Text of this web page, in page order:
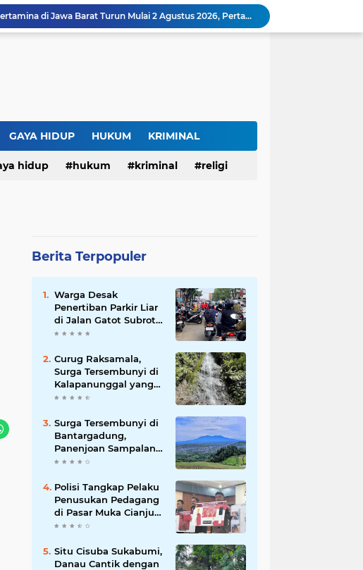
Harga BBM Pertamina di Jawa Barat Turun Mulai 2 Agustus 2026, Pertamax Jadi Rp15.950 per Liter, Cek Daftar Harga Terbaru
SAM FARM Greenhouse Cisolok Resmi Beroperasi, Hadirkan Wisata Petik Melon Premium dan Edukasi Pertanian Modern di Sukabumi
Situ Cisuba Sukabumi, Danau Cantik dengan Panggung Terapung yang Cocok Jadi Destinasi Libur Akhir Pekan
GAYA HIDUP HUKUM KRIMINAL
hidup hukum kriminal religi
Berita Terpopuler
Warga Desak
Penertiban Parkir Liar
di Jalan Gatot Subroto
Bandung, Kemacetan
Mengkhawatirkan
Curug Raksamala,
Surga Tersembunyi di
Kalapanunggal yang
Siap Menjadi Ikon
Kabupaten Sukabumi
Surga Tersembunyi di
Bantargadung,
Panenjoan Sampalan
Bersiap Menjadi
Baru Sukabumi
Polisi Tangkap Pelaku
Penusukan Pedagang
di Pasar Muka Cianjur,
Terancam 15 Tahun
Situ Cisuba Sukabumi,
Danau Cantik dengan